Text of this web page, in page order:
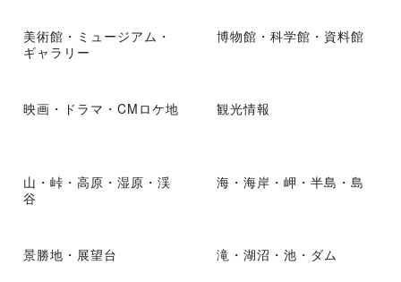
美術館・ミュージアム・
ギャラリー
博物館・科学館・資料館
映画・ドラマ・CMロケ地 観光情報
山・峠・高原・湿原・渓
谷
海・海岸・岬・半島・島
景勝地・展望台 滝・湖沼・池・ダム